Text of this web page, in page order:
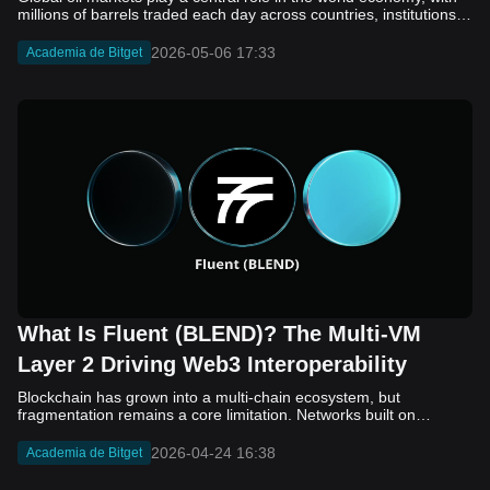
Academia de Bitget 2026-05-06 17:33
What Is Fluent (BLEND)? The Multi-VM
Layer 2 Driving Web3 Interoperability
Blockchain has grown into a multi-chain ecosystem, but
fragmentation remains a core limitation. Networks built on
struggle to communicate efficiently. While bridges and cross-
chain solutions have improved connectivity, they often introduce
Academia de Bitget 2026-04-24 16:38